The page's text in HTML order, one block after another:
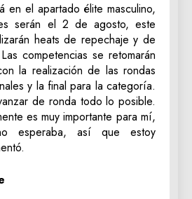
en el apartado élite masculino,
serán el 2 de agosto, este
heats de repechaje y de
competencias se retomarán
la realización de las rondas
y la final para la categoría.
de ronda todo lo posible.
es muy importante para mí,
esperaba, así que estoy